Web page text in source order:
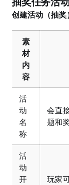
创建活动（抽奖
素
材
内
容
活
动
名
称
会直
题和
活
动
开
玩家